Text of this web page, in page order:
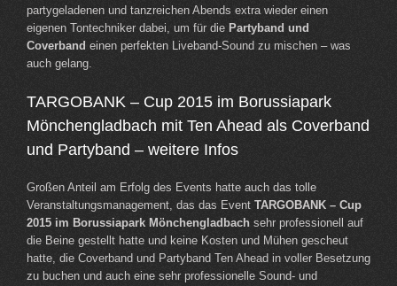
partygeladenen und tanzreichen Abends extra wieder einen
eigenen Tontechniker dabei, um für die Partyband und
Coverband einen perfekten Liveband-Sound zu mischen – was
auch gelang.
TARGOBANK – Cup 2015 im Borussiapark
Mönchengladbach mit Ten Ahead als Coverband
und Partyband – weitere Infos
Großen Anteil am Erfolg des Events hatte auch das tolle
Veranstaltungsmanagement, das das Event TARGOBANK – Cup
2015 im Borussiapark Mönchengladbach sehr professionell auf
die Beine gestellt hatte und keine Kosten und Mühen gescheut
hatte, die Coverband und Partyband Ten Ahead in voller Besetzung
zu buchen und auch eine sehr professionelle Sound- und